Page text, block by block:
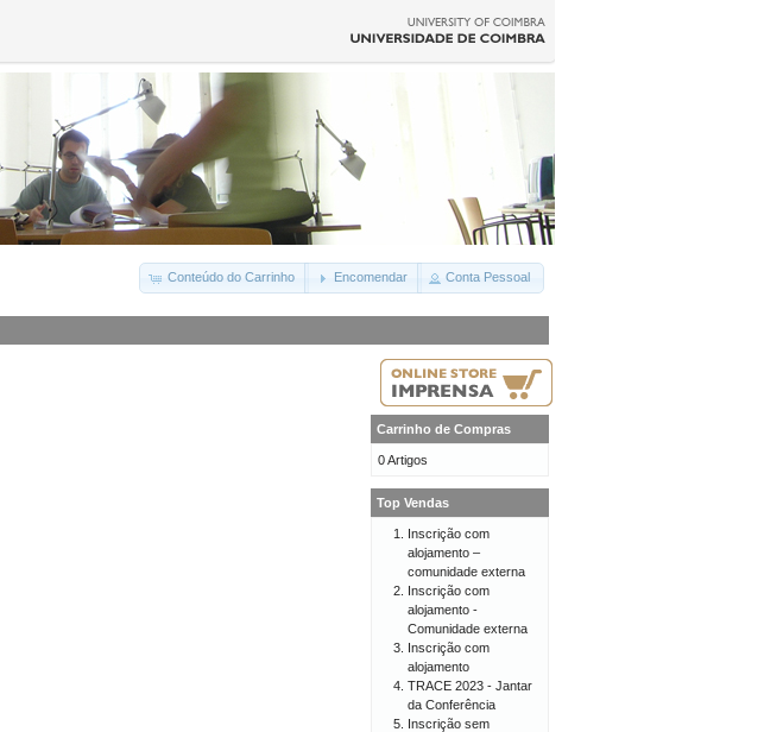
Conteúdo do Carrinho Encomendar Conta Pessoal
Carrinho de Compras
0 Artigos
Top Vendas
Inscrição com
alojamento –
comunidade externa
Inscrição com
alojamento -
Comunidade externa
Inscrição com
alojamento
TRACE 2023 - Jantar
da Conferência
Inscrição sem